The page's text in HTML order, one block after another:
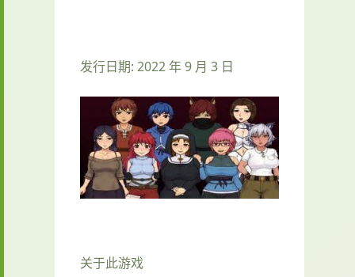
发行日期: 2022 年 9 月 3 日
关于此游戏